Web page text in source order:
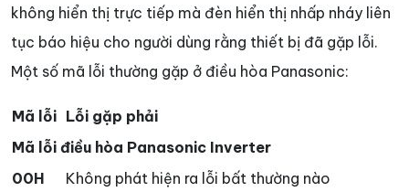
không hiển thị trực tiếp mà đèn hiển thị nhấp nháy liên
tục báo hiệu cho người dùng rằng thiết bị đã gặp lỗi.
Một số mã lỗi thường gặp ở điều hòa Panasonic:
Mã lỗi Lỗi gặp phải
Mã lỗi điều hòa Panasonic Inverter
00H
Không phát hiện ra lỗi bất thường nào